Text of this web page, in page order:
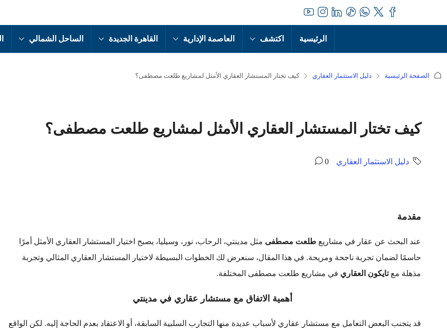
الرئيسية اكتشف العاصمة الإدارية القاهرة الجديدة الساحل الشمالي
الصفحة الرئيسية دليل الاستثمار العقاري كيف تختار المستشار العقاري الأمثل لمشاريع طلعت مصطفى؟
كيف تختار المستشار العقاري الأمثل لمشاريع طلعت مصطفى؟
دليل الاستثمار العقاري 0
مقدمة
عند البحث عن عقار في مشاريع طلعت مصطفى مثل مدينتي، الرحاب، نور، وسيليا، يصبح اختيار المستشار العقاري الأمثل أمرًا
حاسمًا لضمان تجربة ناجحة ومريحة. في هذا المقال، سنعرض لك الخطوات البسيطة لاختيار المستشار العقاري المثالي وتجربة
مذهلة معتايكون العقاري في مشاريع طلعت مصطفى المختلفة.
أهمية الاتفاق مع مستشار عقاري في مدينتي
قد يتجنب البعض التعامل مع مستشار عقاري لأسباب عديدة منها التجارب السلبية السابقة، أو الاعتقاد بعدم الحاجة إليه. لكن الواقع